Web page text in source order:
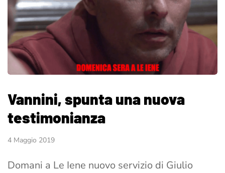
Vannini, spunta una nuova
testimonianza
4 Maggio 2019
Domani a Le Iene nuovo servizio di Giulio